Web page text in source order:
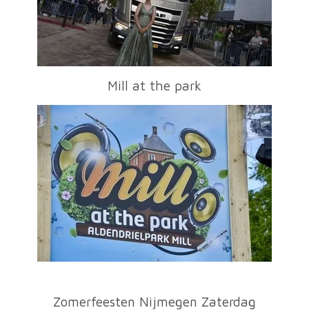
Mill at the park
Zomerfeesten Nijmegen Zaterdag